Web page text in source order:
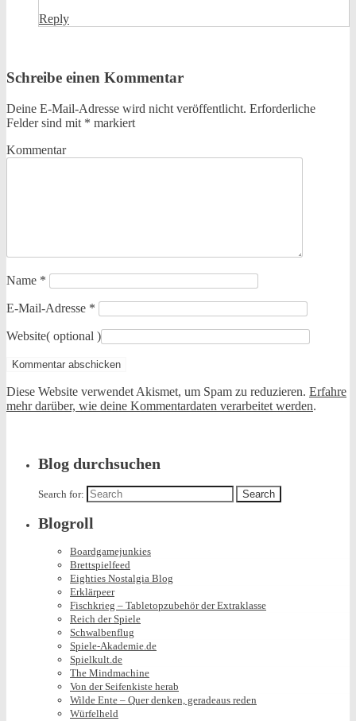
Reply
Schreibe einen Kommentar
Deine E-Mail-Adresse wird nicht veröffentlicht. Erforderliche
Felder sind mit * markiert
Kommentar
Name *
E-Mail-Adresse *
Website( optional )
Diese Website verwendet Akismet, um Spam zu reduzieren. Erfahre
mehr darüber, wie deine Kommentardaten verarbeitet werden.
Blog durchsuchen
Search for:
Blogroll
Boardgamejunkies
Brettspielfeed
Eighties Nostalgia Blog
Erklärpeer
Fischkrieg – Tabletopzubehör der Extraklasse
Reich der Spiele
Schwalbenflug
Spiele-Akademie.de
Spielkult.de
The Mindmachine
Von der Seifenkiste herab
Wilde Ente – Quer denken, geradeaus reden
Würfelheld